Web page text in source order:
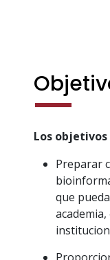
Los
Preparar
que